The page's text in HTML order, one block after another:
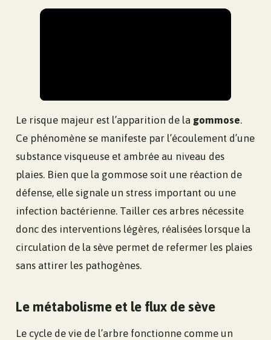
Le risque majeur est l’apparition de la gommose.
Ce phénomène se manifeste par l’écoulement d’une
substance visqueuse et ambrée au niveau des
plaies. Bien que la gommose soit une réaction de
défense, elle signale un stress important ou une
infection bactérienne. Tailler ces arbres nécessite
donc des interventions légères, réalisées lorsque la
circulation de la sève permet de refermer les plaies
sans attirer les pathogènes.
Le métabolisme et le flux de sève
Le cycle de vie de l’arbre fonctionne comme un